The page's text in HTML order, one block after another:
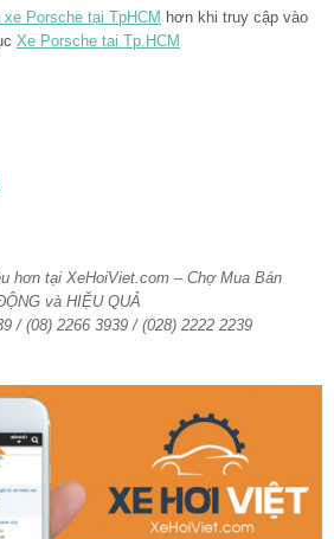
xe Porsche tại TpHCM hơn khi truy cập vào
Xe Porsche tai Tp.HCM
hơn tại XeHoiViet.com – Chợ Mua Bán
và HIỆU QUẢ
/ (08) 2266 3939 / (028) 2222 2239